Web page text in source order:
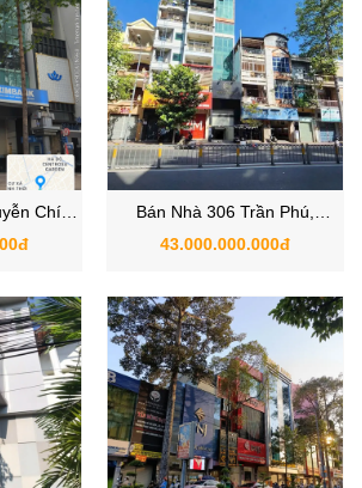
Chí
Đông,
Bán Nhà 306 Trần Phú,
Phường An Đông, Quận 5
43.000.000.000đ